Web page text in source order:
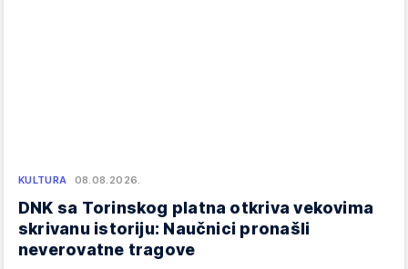
KULTURA 08.08.2026.
DNK sa Torinskog platna otkriva vekovima
skrivanu istoriju: Naučnici pronašli
neverovatne tragove